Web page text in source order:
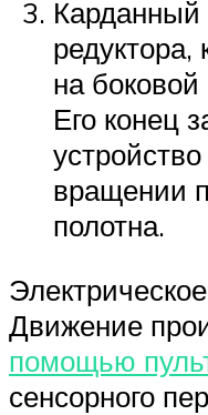
Карданный
редуктора,
на боковой
Его конец
вращении
полотна.
Движение
помощью
сенсорного